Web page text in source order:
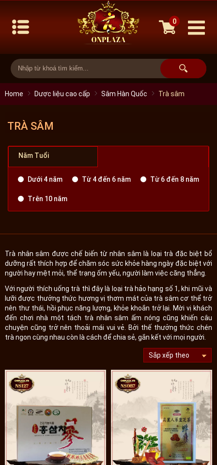
0
Home Dược liệu cao cấp Sâm Hàn Quốc Trà sâm
TRÀ SÂM
Năm Tuổi
Dưới 4 năm Từ 4 đến 6 năm Từ 6 đến 8 năm
Trên 10 năm
Trà nhân sâm được chế biến từ nhân sâm là loại trà đặc biệt bổ
dưỡng rất thích hợp để chăm sóc sức khỏe hàng ngày đặc biệt với
người hay mệt mỏi, thể trạng ốm yếu, người làm việc căng thẳng.
Với người thích uống trà thì đây là loại trà hảo hạng số 1, khi mũi và
lưỡi được thưởng thức hương vị thơm mát của trà sâm cơ thể trở
nên thư thái, hồi phục năng lượng, khỏe khoắn trở lại. Mời vị khách
đến chơi nhà một tách trà nhân sâm ấm nóng cũng khiến câu
chuyện cũng trở nên thoải mái vui vẻ. Bởi thế thưởng thức chén
trà ngon cùng nhau còn là cách để chia sẻ, gắn kết với mọi người.